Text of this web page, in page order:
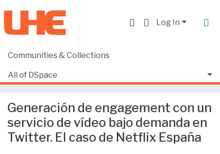
Log In
Communities & Collections
All of DSpace
Home
Generación de engagement con un servicio de vídeo bajo demanda en Twitter. El caso de Netflix España
Generación de engagement con un
servicio de vídeo bajo demanda en
Twitter. El caso de Netflix España